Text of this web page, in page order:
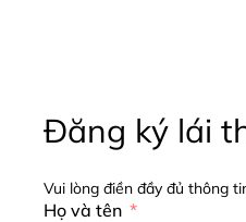
Đăng ký lái
Vui lòng điền đầy đủ thông
Họ và tên